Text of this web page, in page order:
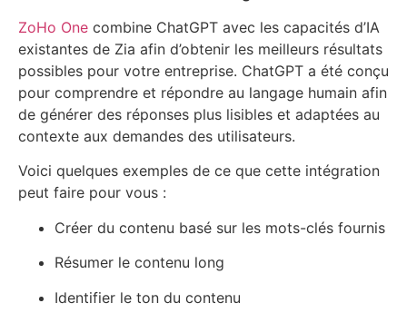
ZoHo One combine ChatGPT avec les capacités d’IA
existantes de Zia afin d’obtenir les meilleurs résultats
possibles pour votre entreprise. ChatGPT a été conçu
pour comprendre et répondre au langage humain afin
de générer des réponses plus lisibles et adaptées au
contexte aux demandes des utilisateurs.
Voici quelques exemples de ce que cette intégration
peut faire pour vous :
Créer du contenu basé sur les mots-clés fournis
Résumer le contenu long
Identifier le ton du contenu